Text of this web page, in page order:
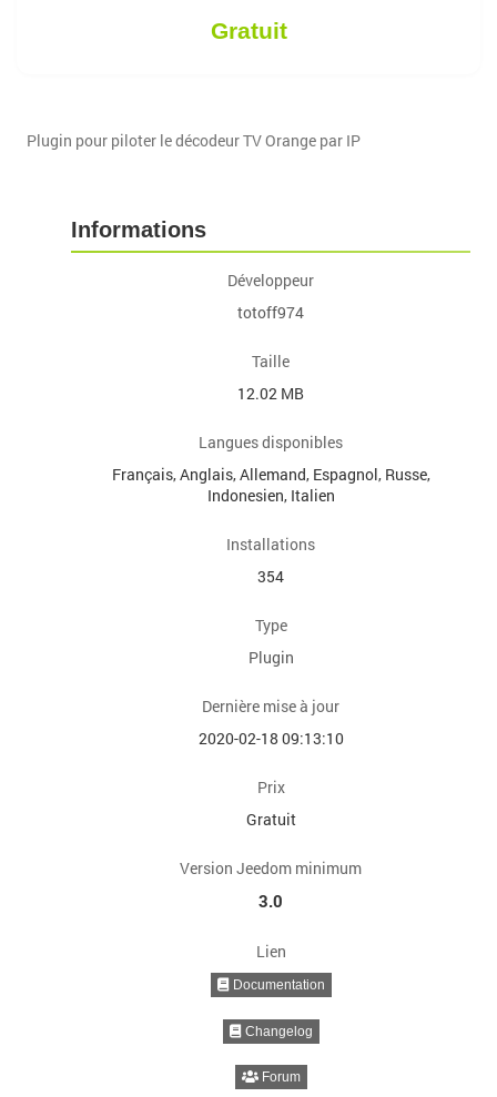
Gratuit
Plugin pour piloter le décodeur TV Orange par IP
Informations
Développeur
totoff974
Taille
12.02 MB
Langues disponibles
Français, Anglais, Allemand, Espagnol, Russe,
Indonesien, Italien
Installations
354
Type
Plugin
Dernière mise à jour
2020-02-18 09:13:10
Prix
Gratuit
Version Jeedom minimum
3.0
Lien
Documentation
Changelog
Forum